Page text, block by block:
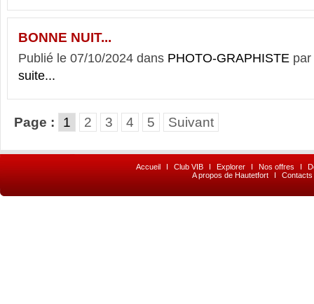
BONNE NUIT...
Publié le 07/10/2024 dans PHOTO-GRAPHISTE
suite...
Page : 1 2 3 4 5 Suivant
Accueil I Club VIB I Explorer I Nos offres I
A propos de Hautetfort
I Contacts